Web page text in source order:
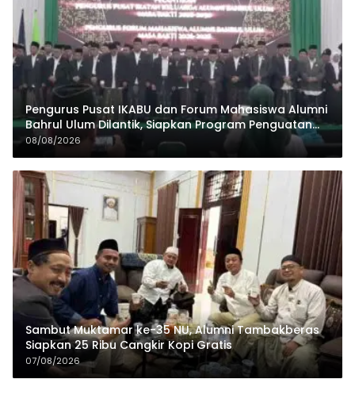
Pengurus Pusat IKABU dan Forum Mahasiswa Alumni
Bahrul Ulum Dilantik, Siapkan Program Penguatan
Organisasi dan Ekonomi
08/08/2026
Sambut Muktamar ke-35 NU, Alumni Tambakberas
Siapkan 25 Ribu Cangkir Kopi Gratis
07/08/2026